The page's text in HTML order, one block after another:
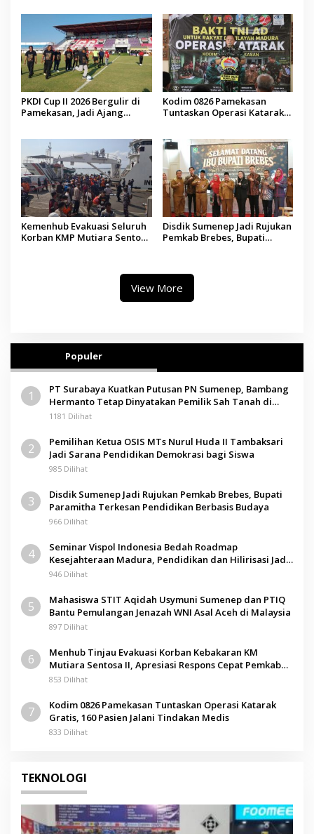
PKDI Cup II 2026 Bergulir di
Pamekasan, Jadi Ajang
Kodim 0826 Pamekasan
Tuntaskan Operasi Katarak
Kemenhub Evakuasi Seluruh
Korban KMP Mutiara Sentosa
Disdik Sumenep Jadi Rujukan
Pemkab Brebes, Bupati
View More
Populer
1
PT Surabaya Kuatkan Putusan PN Sumenep, Bambang
Hermanto Tetap Dinyatakan Pemilik Sah Tanah di
Pamolokan
1181 Dilihat
2
Pemilihan Ketua OSIS MTs Nurul Huda II Tambaksari
Jadi Sarana Pendidikan Demokrasi bagi Siswa
985 Dilihat
3
Disdik Sumenep Jadi Rujukan Pemkab Brebes, Bupati
Paramitha Terkesan Pendidikan Berbasis Budaya
966 Dilihat
4
Seminar Vispol Indonesia Bedah Roadmap
Kesejahteraan Madura, Pendidikan dan Hilirisasi Jadi
Kunci
946 Dilihat
5
Mahasiswa STIT Aqidah Usymuni Sumenep dan PTIQ
Bantu Pemulangan Jenazah WNI Asal Aceh di Malaysia
897 Dilihat
6
Menhub Tinjau Evakuasi Korban Kebakaran KM
Mutiara Sentosa II, Apresiasi Respons Cepat Pemkab
Sumenep
853 Dilihat
7
Kodim 0826 Pamekasan Tuntaskan Operasi Katarak
Gratis, 160 Pasien Jalani Tindakan Medis
833 Dilihat
TEKNOLOGI